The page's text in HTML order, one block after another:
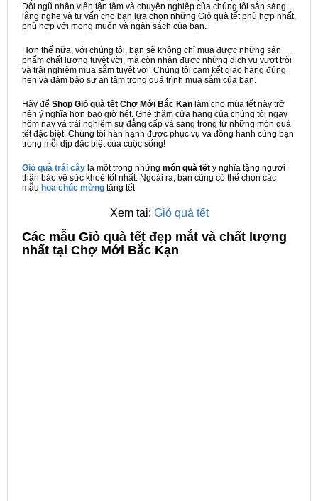
Đội ngũ nhân viên tận tâm và chuyên nghiệp của chúng tôi sẵn sàng
lắng nghe và tư vấn cho bạn lựa chọn những Giỏ quà tết phù hợp nhất,
phù hợp với mong muốn và ngân sách của bạn.
Hơn thế nữa, với chúng tôi, bạn sẽ không chỉ mua được những sản
phẩm chất lượng tuyệt vời, mà còn nhận được những dịch vụ vượt trội
và trải nghiệm mua sắm tuyệt vời. Chúng tôi cam kết giao hàng đúng
hẹn và đảm bảo sự an tâm trong quá trình mua sắm của bạn.
Hãy để Shop Giỏ quà tết Chợ Mới Bắc Kạn làm cho mùa tết này trở
nên ý nghĩa hơn bao giờ hết. Ghé thăm cửa hàng của chúng tôi ngay
hôm nay và trải nghiệm sự đẳng cấp và sang trọng từ những món quà
tết đặc biệt. Chúng tôi hân hạnh được phục vụ và đồng hành cùng bạn
trong mỗi dịp đặc biệt của cuộc sống!
Giỏ quà trái cây là một trong những món quà tết ý nghĩa tặng người
thân bảo vệ sức khoẻ tốt nhất. Ngoài ra, bạn cũng có thể chọn các
mẫu hoa chúc mừng tặng tết
Xem tại: Giỏ quà tết
Các mẫu Giỏ quà tết đẹp mắt và chất lượng
nhất tại Chợ Mới Bắc Kạn